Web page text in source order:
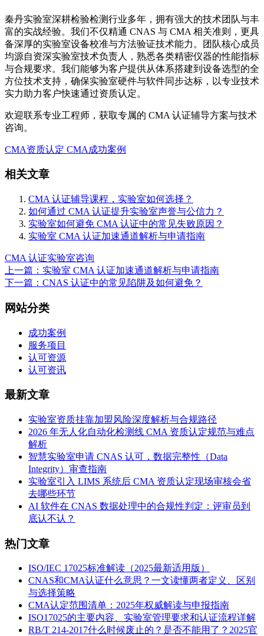
秦丹实验室深耕检验检测行业多年，拥有强大的技术团队与丰
富的实战经验。我们不仅精通 CNAS 与 CMA 相关准则，更具
备深厚的实验室设备校准与方法验证技术能力。团队核心成员
均源自资深实验室技术负责人，熟悉各类精密仪器的性能指标
与合规要求。我们能够为客户提供从体系搭建到设备选型的全
方位技术支持，确保实验室硬件与软件同步达标，以专业技术
实力助力客户快速通过资质认定。
欢迎联系专业工程师，获取专属的 CMA 认证辅导方案与技术
咨询。
CMA资质认定 CMA成功案例
相关文章
CMA 认证辅导课程，实验室如何选择？
如何通过 CMA 认证提升实验室声誉与公信力？
实验室如何避免 CMA 认证中的常见失败原因？
实验室 CMA 认证加速通道解析与申请指南
CMA 认证实验室咨询
上一篇：实验室 CMA 认证加速通道解析与申请指南
下一篇：CNAS 认证中的常见陷阱及如何避免？
网站分类
成功案例
服务项目
认可资源
认可资讯
最新文章
实验室资质挂靠加盟风险深度解析与合规路径
2026 年无人化自动化检测线 CMA 资质认定规范与难点
解析
智慧实验室申请 CNAS 认可，数据完整性（Data
Integrity）审查指南
实验室引入 LIMS 系统后 CMA 资质认定现场审核会省
去哪些环节
AI 软件在 CNAS 数据处理中的合规性判定：评审员到
底认不认？
热门文章
ISO/IEC 17025标准解读（2025最新适用版）
CNAS和CMA认证什么意思？一文读懂两者定义、区别
与选择策略
CMA认定范围清单：2025年权威解读与申报指南
ISO17025的主要内容、实验室管理要求和认证流程详解
RB/T 214-2017什么时候废止的？是否不能用了？2025官